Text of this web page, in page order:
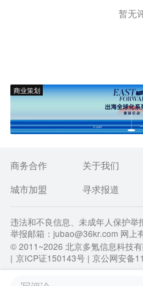
暂无
商业策划
商务合作 关于我们
城市加盟
寻求报道
违法和不良信息、未成年人保护
举报邮箱：jubao@36kr.com 网上
© 2011~2026 北京多氪信息科技
| 京ICP证150143号 | 京公网安备